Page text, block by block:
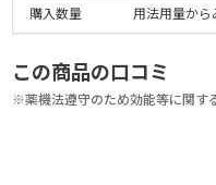
購入数量
用法用量から
この商品の口コミ
※薬機法遵守のため効能等に関す